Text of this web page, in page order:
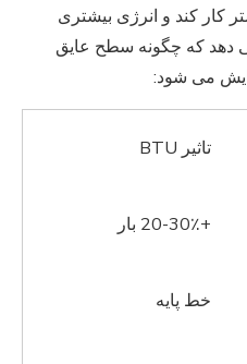
کند و انرژی بیشتری
دهد که چگونه سطح عایق
می شود:
تاثیر BTU
+20-30٪ بار
خط پایه